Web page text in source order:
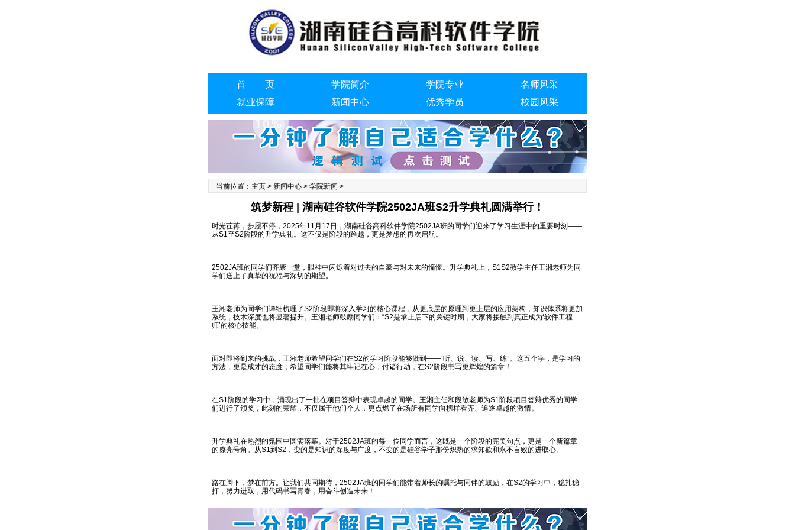
首 页 学院简介 学院专业
名师风采
就业保障
新闻中心 优秀学员
校园风采
联系我们
当前位置： 主页 > 新闻中心 > 学院新闻 >
筑梦新程 | 湖南硅谷软件学院2502JA班S2升学典礼圆满举行！
时光荏苒，步履不停，2025年11月17日，湖南硅谷高科软件学院2502JA班的同学们迎来了学习生涯中的重要时刻——
从S1至S2阶段的升学典礼。这不仅是阶段的跨越，更是梦想的再次启航。
2502JA班的同学们齐聚一堂，眼神中闪烁着对过去的自豪与对未来的憧憬。升学典礼上，S1S2教学主任王湘老师为同
学们送上了真挚的祝福与深切的期望。
王湘老师为同学们详细梳理了S2阶段即将深入学习的核心课程，从更底层的原理到更上层的应用架构，知识体系将更加
系统，技术深度也将显著提升。王湘老师鼓励同学们：“S2是承上启下的关键时期，大家将接触到真正成为‘软件工程
师’的核心技能。
面对即将到来的挑战，王湘老师希望同学们在S2的学习阶段能够做到——“听、说、读、写、练”。这五个字，是学习的
方法，更是成才的态度，希望同学们能将其牢记在心，付诸行动，在S2阶段书写更辉煌的篇章！
在S1阶段的学习中，涌现出了一批在项目答辩中表现卓越的同学。王湘主任和段敏老师为S1阶段项目答辩优秀的同学
们进行了颁奖，此刻的荣耀，不仅属于他们个人，更点燃了在场所有同学向榜样看齐、追逐卓越的激情。
升学典礼在热烈的氛围中圆满落幕。对于2502JA班的每一位同学而言，这既是一个阶段的完美句点，更是一个新篇章
的嘹亮号角。从S1到S2，变的是知识的深度与广度，不变的是硅谷学子那份炽热的求知欲和永不言败的进取心。
路在脚下，梦在前方。让我们共同期待，2502JA班的同学们能带着师长的嘱托与同伴的鼓励，在S2的学习中，稳扎稳
打，努力进取，用代码书写青春，用奋斗创造未来！